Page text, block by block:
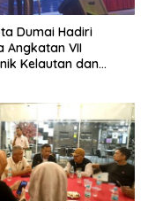
Dumai Hadiri
Angkatan VII
Kelautan dan